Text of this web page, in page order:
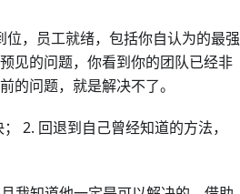
，员工就绪，包括你自认为的最强
见的问题，你看到你的团队已经非
的问题，就是解决不了。
2. 回退到自己曾经知道的方法，